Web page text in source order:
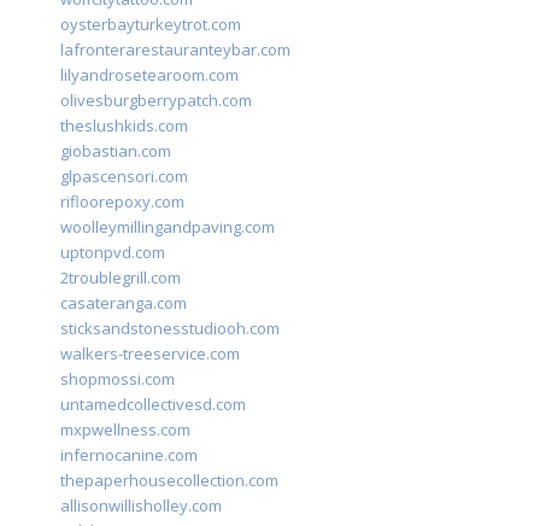
oysterbayturkeytrot.com
lafronterarestauranteybar.com
lilyandrosetearoom.com
olivesburgberrypatch.com
theslushkids.com
giobastian.com
glpascensori.com
rifloorepoxy.com
woolleymillingandpaving.com
uptonpvd.com
2troublegrill.com
casateranga.com
sticksandstonesstudiooh.com
walkers-treeservice.com
shopmossi.com
untamedcollectivesd.com
mxpwellness.com
infernocanine.com
thepaperhousecollection.com
allisonwillisholley.com